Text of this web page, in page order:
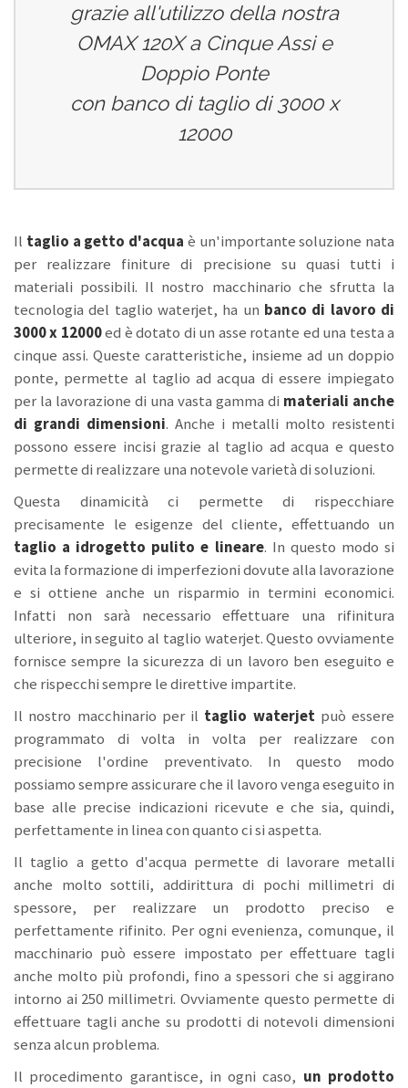
grazie all'utilizzo della nostra
OMAX 120X a Cinque Assi e
Doppio Ponte
con banco di taglio di 3000 x
12000
Il taglio a getto d'acqua è un'importante soluzione nata
per realizzare finiture di precisione su quasi tutti i
materiali possibili. Il nostro macchinario che sfrutta la
tecnologia del taglio waterjet, ha un banco di lavoro di
3000 x 12000ed è dotato di un asse rotante ed una testa a
cinque assi. Queste caratteristiche, insieme ad un doppio
ponte, permette al taglio ad acqua di essere impiegato
per la lavorazione di una vasta gamma di materiali anche
di grandi dimensioni. Anche i metalli molto resistenti
possono essere incisi grazie al taglio ad acqua e questo
permette di realizzare una notevole varietà di soluzioni.
Questa dinamicità ci permette di rispecchiare
precisamente le esigenze del cliente, effettuando un
taglio a idrogetto pulito e lineare. In questo modo si
evita la formazione di imperfezioni dovute alla lavorazione
e si ottiene anche un risparmio in termini economici.
Infatti non sarà necessario effettuare una rifinitura
ulteriore, in seguito al taglio waterjet. Questo ovviamente
fornisce sempre la sicurezza di un lavoro ben eseguito e
che rispecchi sempre le direttive impartite.
Il nostro macchinario per il taglio waterjetpuò essere
programmato di volta in volta per realizzare con
precisione l'ordine preventivato. In questo modo
possiamo sempre assicurare che il lavoro venga eseguito in
base alle precise indicazioni ricevute e che sia, quindi,
perfettamente in linea con quanto ci si aspetta.
Il taglio a getto d'acqua permette di lavorare metalli
anche molto sottili, addirittura di pochi millimetri di
spessore, per realizzare un prodotto preciso e
perfettamente rifinito. Per ogni evenienza, comunque, il
macchinario può essere impostato per effettuare tagli
anche molto più profondi, fino a spessori che si aggirano
intorno ai 250 millimetri. Ovviamente questo permette di
effettuare tagli anche su prodotti di notevoli dimensioni
senza alcun problema.
Il procedimento garantisce, in ogni caso, un prodotto